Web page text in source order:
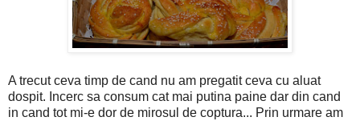
A trecut ceva timp de cand nu am pregatit ceva cu aluat
dospit. Incerc sa consum cat mai putina paine dar din cand
in cand tot mi-e dor de mirosul de coptura... Prin urmare am